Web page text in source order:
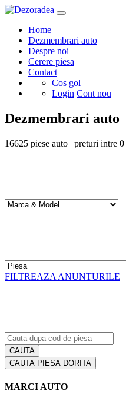
Home
Dezmembrari auto
Despre noi
Cerere piesa
Contact
Cos gol
Login Cont nou
Dezmembrari auto
16625 piese auto | preturi intre 0
FILTREAZA ANUNTURILE
CAUTA PIESA DORITA
MARCI AUTO